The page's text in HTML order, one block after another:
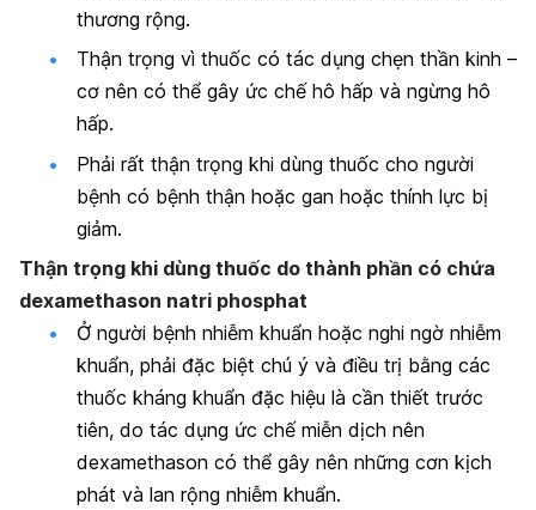
thương rộng.
Thận trọng vì thuốc có tác dụng chẹn thần kinh –
cơ nên có thể gây ức chế hô hấp và ngừng hô
hấp.
Phải rất thận trọng khi dùng thuốc cho người
bệnh có bệnh thận hoặc gan hoặc thính lực bị
giảm.
Thận trọng khi dùng thuốc do thành phần có chứa
dexamethason natri phosphat
Ở người bệnh nhiễm khuẩn hoặc nghi ngờ nhiễm
khuẩn, phải đặc biệt chú ý và điều trị bằng các
thuốc kháng khuẩn đặc hiệu là cần thiết trước
tiên, do tác dụng ức chế miễn dịch nên
dexamethason có thể gây nên những cơn kịch
phát và lan rộng nhiễm khuẩn.